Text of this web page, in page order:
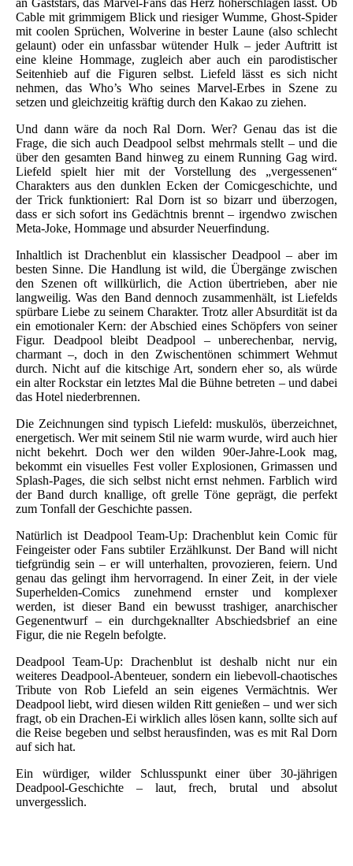
an Gaststars, das Marvel-Fans das Herz höherschlagen lässt. Ob
Cable mit grimmigem Blick und riesiger Wumme, Ghost-Spider
mit coolen Sprüchen, Wolverine in bester Laune (also schlecht
gelaunt) oder ein unfassbar wütender Hulk – jeder Auftritt ist
eine kleine Hommage, zugleich aber auch ein parodistischer
Seitenhieb auf die Figuren selbst. Liefeld lässt es sich nicht
nehmen, das Who’s Who seines Marvel-Erbes in Szene zu
setzen und gleichzeitig kräftig durch den Kakao zu ziehen.
Und dann wäre da noch Ral Dorn. Wer? Genau das ist die
Frage, die sich auch Deadpool selbst mehrmals stellt – und die
über den gesamten Band hinweg zu einem Running Gag wird.
Liefeld spielt hier mit der Vorstellung des „vergessenen“
Charakters aus den dunklen Ecken der Comicgeschichte, und
der Trick funktioniert: Ral Dorn ist so bizarr und überzogen,
dass er sich sofort ins Gedächtnis brennt – irgendwo zwischen
Meta-Joke, Hommage und absurder Neuerfindung.
Inhaltlich ist Drachenblut ein klassischer Deadpool – aber im
besten Sinne. Die Handlung ist wild, die Übergänge zwischen
den Szenen oft willkürlich, die Action übertrieben, aber nie
langweilig. Was den Band dennoch zusammenhält, ist Liefelds
spürbare Liebe zu seinem Charakter. Trotz aller Absurdität ist da
ein emotionaler Kern: der Abschied eines Schöpfers von seiner
Figur. Deadpool bleibt Deadpool – unberechenbar, nervig,
charmant –, doch in den Zwischentönen schimmert Wehmut
durch. Nicht auf die kitschige Art, sondern eher so, als würde
ein alter Rockstar ein letztes Mal die Bühne betreten – und dabei
das Hotel niederbrennen.
Die Zeichnungen sind typisch Liefeld: muskulös, überzeichnet,
energetisch. Wer mit seinem Stil nie warm wurde, wird auch hier
nicht bekehrt. Doch wer den wilden 90er-Jahre-Look mag,
bekommt ein visuelles Fest voller Explosionen, Grimassen und
Splash-Pages, die sich selbst nicht ernst nehmen. Farblich wird
der Band durch knallige, oft grelle Töne geprägt, die perfekt
zum Tonfall der Geschichte passen.
Natürlich ist Deadpool Team-Up: Drachenblut kein Comic für
Feingeister oder Fans subtiler Erzählkunst. Der Band will nicht
tiefgründig sein – er will unterhalten, provozieren, feiern. Und
genau das gelingt ihm hervorragend. In einer Zeit, in der viele
Superhelden-Comics zunehmend ernster und komplexer
werden, ist dieser Band ein bewusst trashiger, anarchischer
Gegenentwurf – ein durchgeknallter Abschiedsbrief an eine
Figur, die nie Regeln befolgte.
Deadpool Team-Up: Drachenblut ist deshalb nicht nur ein
weiteres Deadpool-Abenteuer, sondern ein liebevoll-chaotisches
Tribute von Rob Liefeld an sein eigenes Vermächtnis. Wer
Deadpool liebt, wird diesen wilden Ritt genießen – und wer sich
fragt, ob ein Drachen-Ei wirklich alles lösen kann, sollte sich auf
die Reise begeben und selbst herausfinden, was es mit Ral Dorn
auf sich hat.
Ein würdiger, wilder Schlusspunkt einer über 30-jährigen
Deadpool-Geschichte – laut, frech, brutal und absolut
unvergesslich.